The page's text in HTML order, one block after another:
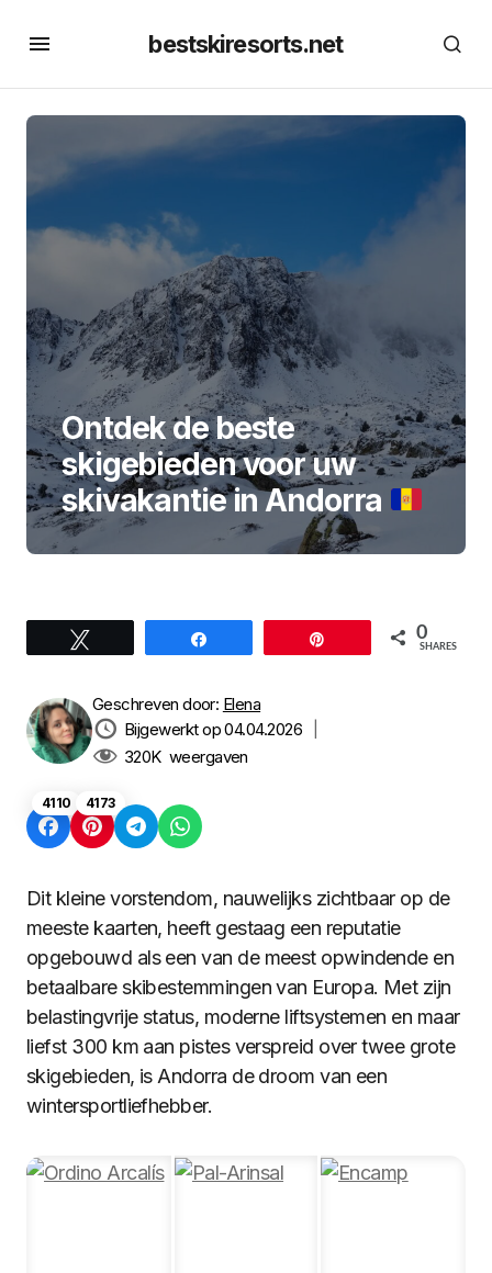
bestskiresorts.net
Ontdek de beste
skigebieden voor uw
skivakantie in Andorra
0
SHARES
Geschreven door: Elena
Bijgewerkt op 04.04.2026
320Kweergaven
4110 4173
Dit kleine vorstendom, nauwelijks zichtbaar op de
meeste kaarten, heeft gestaag een reputatie
opgebouwd als een van de meest opwindende en
betaalbare skibestemmingen van Europa. Met zijn
belastingvrije status, moderne liftsystemen en maar
liefst 300 km aan pistes verspreid over twee grote
skigebieden, is Andorra de droom van een
wintersportliefhebber.